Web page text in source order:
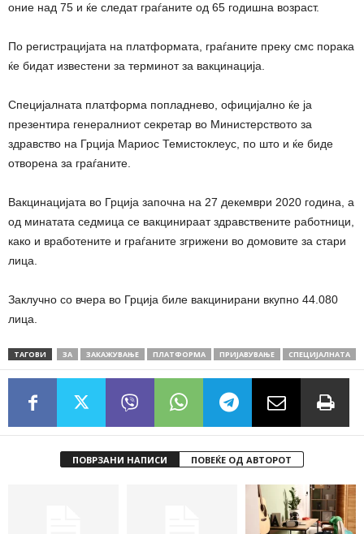
оние над 75 и ќе следат граѓаните од 65 годишна возраст.
По регистрацијата на платформата, граѓаните преку смс порака
ќе бидат известени за терминот за вакцинација.
Специјалната платформа попладнево, официјално ќе ја
презентира генералниот секретар во Министерството за
здравство на Грција Мариос Темистоклеус, по што и ќе биде
отворена за граѓаните.
Вакцинацијата во Грција започна на 27 декември 2020 година, а
од минатата седмица се вакцинираат здравствените работници,
како и вработените и граѓаните згрижени во домовите за стари
лица.
Заклучно со вчера во Грција биле вакцинирани вкупно 44.080
лица.
ТАГОВИ ЗА ЗАКАЖУВАЊЕ ПЛАТФОРМА ПРИЈАВУВАЊЕ СПЕЦИЈАЛНАТА
ПОВРЗАНИ НАПИСИ ПОВЕЌЕ ОД АВТОРОТ